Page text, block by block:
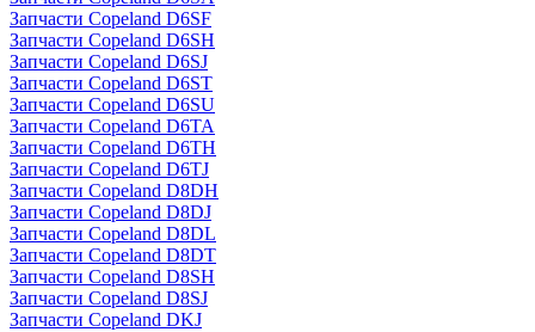
Запчасти Copeland D6SF
Запчасти Copeland D6SH
Запчасти Copeland D6SJ
Запчасти Copeland D6ST
Запчасти Copeland D6SU
Запчасти Copeland D6TA
Запчасти Copeland D6TH
Запчасти Copeland D6TJ
Запчасти Copeland D8DH
Запчасти Copeland D8DJ
Запчасти Copeland D8DL
Запчасти Copeland D8DT
Запчасти Copeland D8SH
Запчасти Copeland D8SJ
Запчасти Copeland DKJ